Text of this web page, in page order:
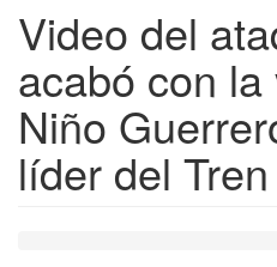
Video del
acabó con
Niño
líder del